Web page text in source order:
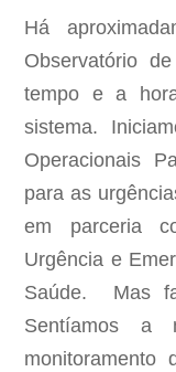
Há
Observatório
tempo e a
sistema.
Operacionais
para as
em parceria
Urgência e
Saúde. Mas
Sentíamos a
monitoramento